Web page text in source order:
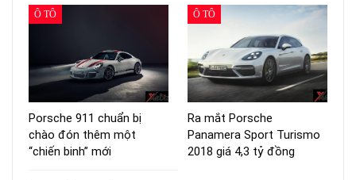
Ô TÔ
Porsche 911 chuẩn bị
chào đón thêm một
“chiến binh” mới
Ô TÔ
Ra mắt Porsche
Panamera Sport Turismo
2018 giá 4,3 tỷ đồng